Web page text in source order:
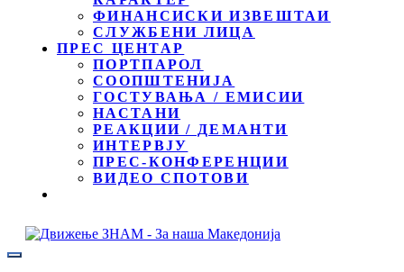
ФИНАНСИСКИ ИЗВЕШТАИ
СЛУЖБЕНИ ЛИЦА
ПРЕС ЦЕНТАР
ПОРТПАРОЛ
СООПШТЕНИЈА
ГОСТУВАЊА / ЕМИСИИ
НАСТАНИ
РЕАКЦИИ / ДЕМАНТИ
ИНТЕРВЈУ
ПРЕС-КОНФЕРЕНЦИИ
ВИДЕО СПОТОВИ